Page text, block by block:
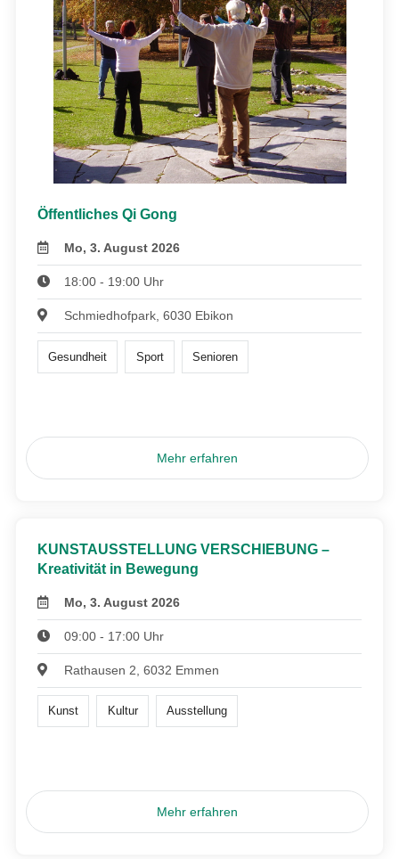
Öffentliches Qi Gong
Mo, 3. August 2026
18:00 - 19:00 Uhr
Schmiedhofpark, 6030 Ebikon
Gesundheit Sport Senioren
Mehr erfahren
KUNSTAUSSTELLUNG VERSCHIEBUNG –
Kreativität in Bewegung
Mo, 3. August 2026
09:00 - 17:00 Uhr
Rathausen 2, 6032 Emmen
Kunst Kultur Ausstellung
Mehr erfahren